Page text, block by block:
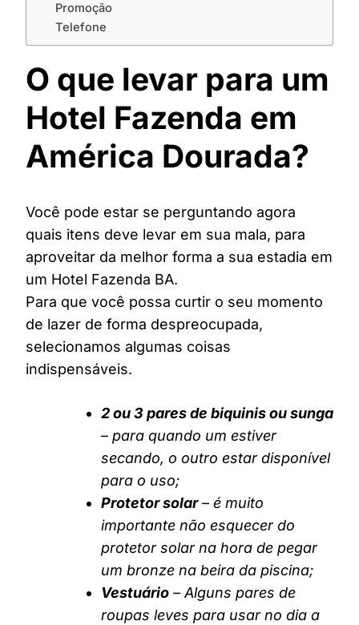
Promoção
Telefone
O que levar para um
Hotel Fazenda em
América Dourada?
Você pode estar se perguntando agora
quais itens deve levar em sua mala, para
aproveitar da melhor forma a sua estadia em
um Hotel Fazenda BA.
Para que você possa curtir o seu momento
de lazer de forma despreocupada,
selecionamos algumas coisas
indispensáveis.
2 ou 3 pares de biquinis ou sunga
– para quando um estiver
secando, o outro estar disponível
para o uso;
Protetor solar– é muito
importante não esquecer do
protetor solar na hora de pegar
um bronze na beira da piscina;
Vestuário – Alguns pares de
roupas leves para usar no dia a